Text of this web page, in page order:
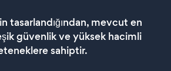
tasarlandığından, mevcut en
güvenlik ve yüksek hacimli
sahiptir.